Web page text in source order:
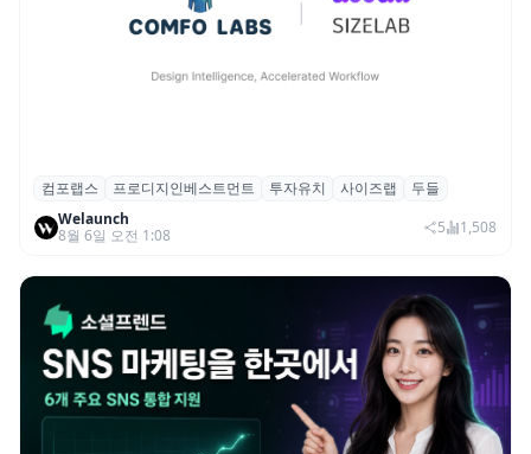
컴포랩스, 프로디지인베스트먼트로부터 시
드 투자 유치
컴포랩스 프로디지인베스트먼트 투자유치 사이즈랩
두들
Welaunch
8월 6일 오전 1:08
5 1,508